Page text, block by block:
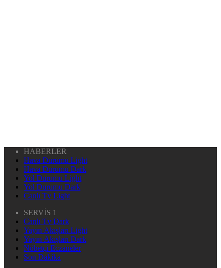
HABERLER
Hava Durumu Light
Hava Durumu Dark
Yol Durumu Light
Yol Durumu Dark
Canlı Tv Light
SERVİS 1
Canlı Tv Dark
Yayın Akışları Light
Yayın Akışları Dark
Nöbetçi Eczaneler
Son Dakika